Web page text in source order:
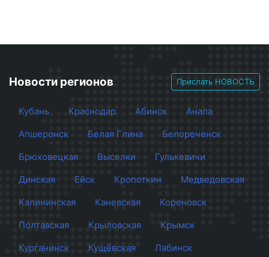
Новости регионов Прислать НОВОСТЬ
Кубань Краснодар Абинск
Анапа
Апшеронск
Белая Глина
Белореченск
Брюховецкая
Выселки
Гулькевичи
Динская
Ейск Кропоткин
Медведовская
Калининская
Каневская
Кореновск
Полтавская
Крыловская
Крымск
Курганинск
Кущёвская
Лабинск